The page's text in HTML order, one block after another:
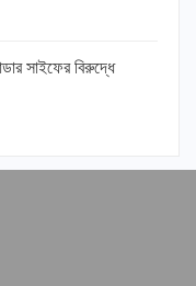
সাইফের বিরুদ্ধে